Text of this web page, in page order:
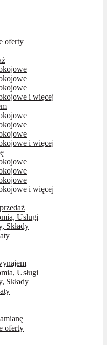
oferty
i więcej
i więcej
i więcej
Usługi
Składy
Usługi
Składy
oferty